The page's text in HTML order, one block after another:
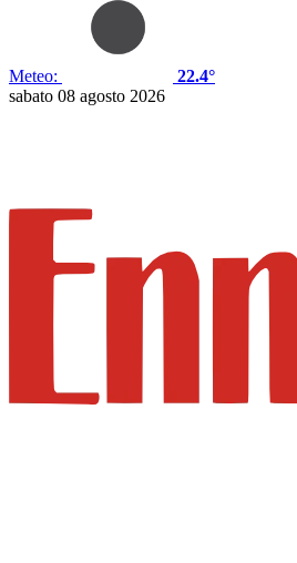
Meteo:
22.4°
sabato 08 agosto 2026